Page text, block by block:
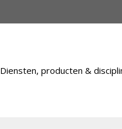
Diensten, producten &